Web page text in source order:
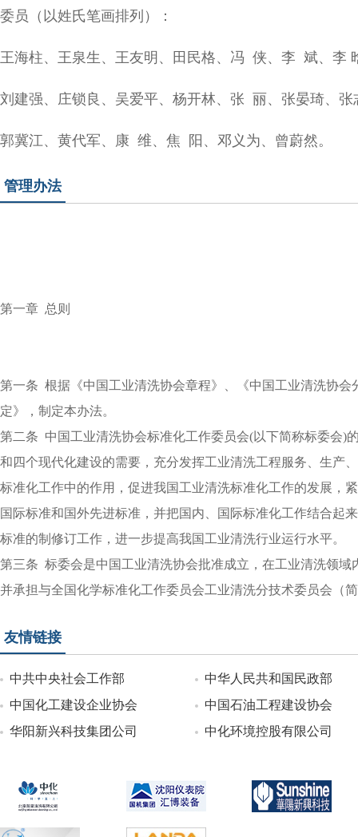
委员（以姓氏笔画排列）：
王海柱、王泉生、王友明、田民格、冯 侠、李 斌、李
刘建强、 庄锁良、吴爱平、杨开林、张 丽、张晏琦、
郭冀江、 黄代军、康 维、焦 阳、邓义为、曾蔚然。
管理办法
第一章 总则
第一条 根据《中国工业清洗协会章程》、《中国工业清洗协
定》，制定本办法。
第二条 中国工业清洗协会标准化工作委员会(以下简称标委会)
和四个现代化建设的需要，充分发挥工业清洗工程服务、生产
标准化工作中的作用，促进我国工业清洗标准化工作的发展，
国际标准和国外先进标准，并把国内、国际标准化工作结合起
标准的制修订工作，进一步提高我国工业清洗行业运行水平。
第三条 标委会是中国工业清洗协会批准成立，在工业清洗领
并承担与全国化学标准化工作委员会工业清洗分技术委员会（
友情链接
中共中央社会工作部
中华人民共和国民政部
中国化工建设企业协会
中国石油工程建设协会
华阳新兴科技集团公司
中化环境控股有限公司